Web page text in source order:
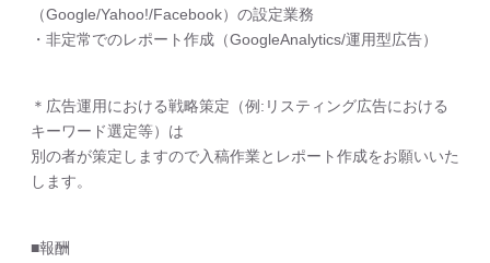
（Google/Yahoo!/Facebook）の設定業務
・非定常でのレポート作成（GoogleAnalytics/運用型広告）
＊広告運用における戦略策定（例:リスティング広告における
キーワード選定等）は
別の者が策定しますので入稿作業とレポート作成をお願いいた
します。
■報酬